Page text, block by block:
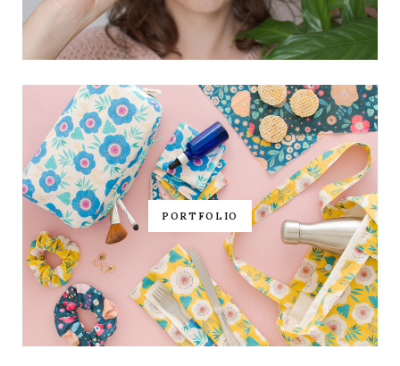
PORTFOLIO